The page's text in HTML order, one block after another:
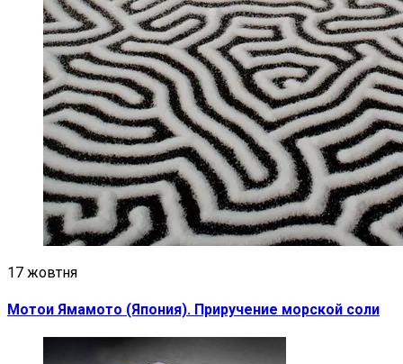
17 жовтня
Мотои Ямамото (Япония). Приручение морской соли